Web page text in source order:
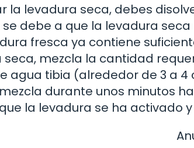
la levadura seca, debes
se debe a que la levadura
fresca ya contiene
seca, mezcla la cantidad
agua tibia (alrededor de 3 a 4
durante unos minutos
la levadura se ha activado